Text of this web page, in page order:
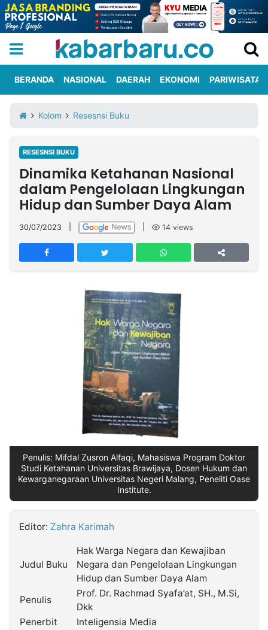
Iklan
Berita
Kami
Nasional
International
Olahraga
Entertainment
Daerah
Pariwisata
Kuliner
Kolom
Network
PT
TREETAN
BERANDA NASIONAL DAERAH EKONOMI PARIWISATA
Kolom Resesnsi Buku
RESESNSI BUKU
Dinamika Ketahanan Nasional
dalam Pengelolaan Lingkungan
Hidup dan Sumber Daya Alam
30/07/2023 14 views
Penulis: Mifdal Zusron Alfaqi, Mahasiswa Program Doktor
Studi Ketahanan Universitas Brawijaya, Dosen Hukum dan
Kewarganegaraan Universitas Negeri Malang, Peneliti Oase
Institute.
Editor: Zahra Karimah
Judul Buku
Hak Warga Negara dan Kewajiban
Negara dan Pengelolaan Lingkungan
Hidup dan Sumber Daya Alam
Penulis
Prof. Dr. Rachmad Syafa’at, SH., M.Si,
Dkk
Penerbit
Inteligensia Media